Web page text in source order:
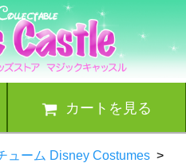
カートを見る
ューム Disney Costumes >